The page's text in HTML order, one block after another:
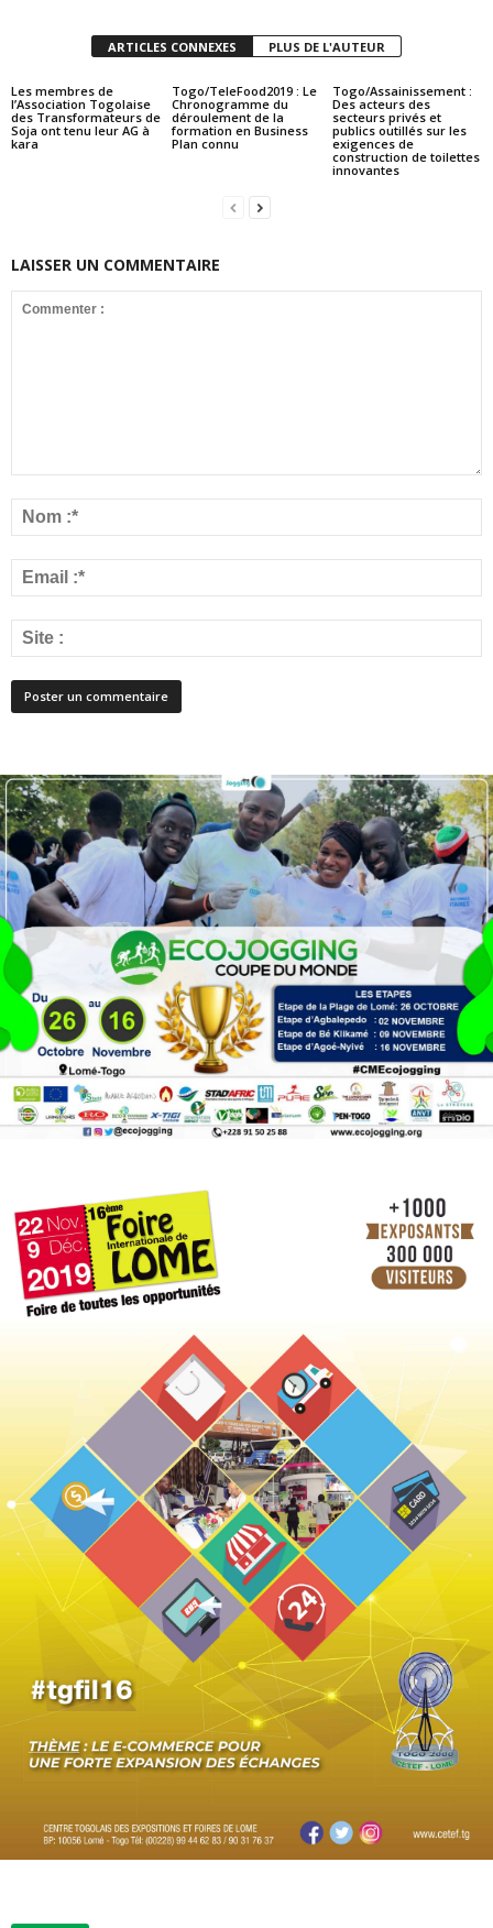
ARTICLES CONNEXES PLUS DE L'AUTEUR
Les membres de
l’Association Togolaise
des Transformateurs de
Soja ont tenu leur AG à
kara
Togo/TeleFood2019 : Le
Chronogramme du
déroulement de la
formation en Business
Plan connu
Togo/Assainissement :
Des acteurs des
secteurs privés et
publics outillés sur les
exigences de
construction de toilettes
innovantes
LAISSER UN COMMENTAIRE